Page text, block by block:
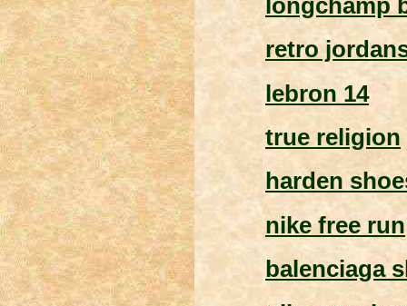
retro
lebron 14
true religion
harden
nike free run
balenciaga